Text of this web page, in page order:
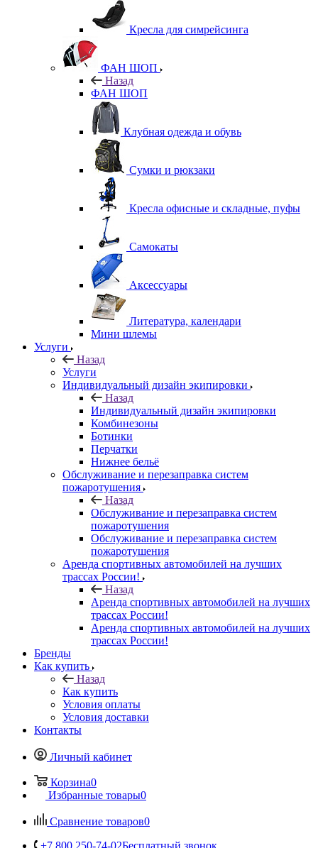
Кресла для симрейсинга
ФАН ШОП
Назад
ФАН ШОП
Клубная одежда и обувь
Сумки и рюкзаки
Кресла офисные и складные, пуфы
Самокаты
Аксессуары
Литература, календари
Мини шлемы
Услуги
Назад
Услуги
Индивидуальный дизайн экипировки
Назад
Индивидуальный дизайн экипировки
Комбинезоны
Ботинки
Перчатки
Нижнее бельё
Обслуживание и перезаправка систем
пожаротушения
Назад
Обслуживание и перезаправка систем
пожаротушения
Обслуживание и перезаправка систем
пожаротушения
Аренда спортивных автомобилей на лучших
трассах России!
Назад
Аренда спортивных автомобилей на лучших
трассах России!
Аренда спортивных автомобилей на лучших
трассах России!
Бренды
Как купить
Назад
Как купить
Условия оплаты
Условия доставки
Контакты
Личный кабинет
Корзина0
Избранные товары0
Сравнение товаров0
+7 800 250-74-02Бесплатный звонок